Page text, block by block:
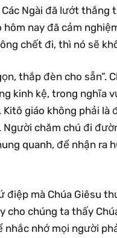
Các Ngài đã lướt
nay đã cảm
chết đi, thì nó sẽ
thắp đèn cho sẵn”.
kinh kệ, trong nghĩa
giáo không phải
chăm chú đi
quanh, để nhận ra
điệp mà Chúa Giêsu
cho chúng ta thấy
nhớ mọi người